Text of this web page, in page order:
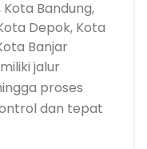
Bandung,
Depok, Kota
Banjar
jalur
proses
dan tepat